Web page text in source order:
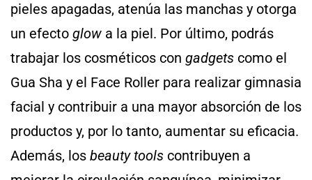
pieles apagadas, atenúa las manchas y otorga
un efecto glow a la piel. Por último, podrás
trabajar los cosméticos con gadgets como el
Gua Sha y el Face Roller para realizar gimnasia
facial y contribuir a una mayor absorción de los
productos y, por lo tanto, aumentar su eficacia.
Además, los beauty tools contribuyen a